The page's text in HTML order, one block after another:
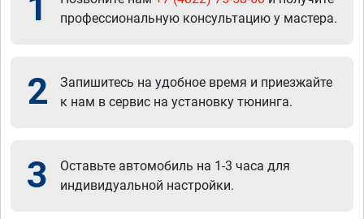
профессиональную консультацию у мастера.
2
Запишитесь на удобное время и приезжайте
к нам в сервис на установку тюнинга.
3
Оставьте автомобиль на 1-3 часа для
индивидуальной настройки.